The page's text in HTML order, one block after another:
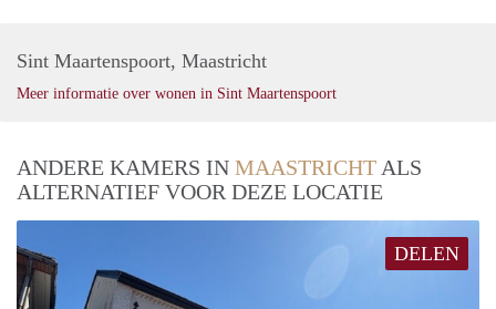
Sint Maartenspoort, Maastricht
Meer informatie over wonen in Sint Maartenspoort
ANDERE KAMERS IN MAASTRICHT ALS
ALTERNATIEF VOOR DEZE LOCATIE
DELEN